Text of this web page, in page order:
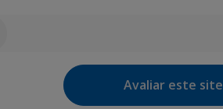
Avaliar este site